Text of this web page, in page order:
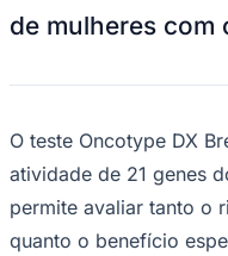
de mulheres com
O teste Oncotype DX
atividade de 21 genes
permite avaliar tanto o
quanto o benefício